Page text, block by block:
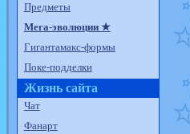
Предметы
Мега-эволюции ★
Гигантамакс-формы
Поке-подделки
Жизнь сайта
Чат
Фанарт